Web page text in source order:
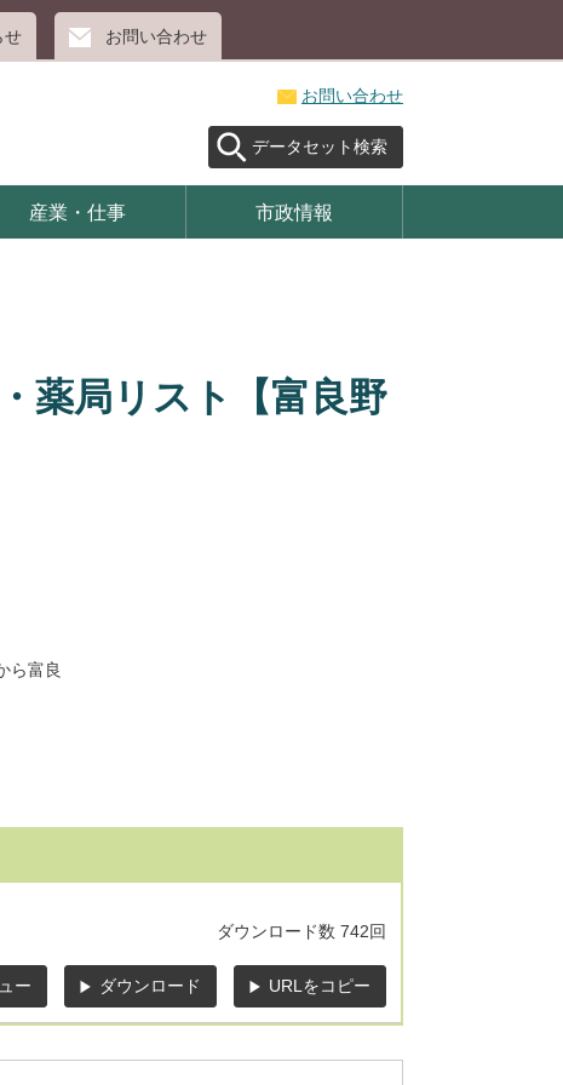
せ お問い合わせ
お問い合わせ
データセット検索
産業・仕事 市政情報
薬局リスト【富良野
ら富良
ダウンロード数 742回
ー ダウンロード URLをコピー